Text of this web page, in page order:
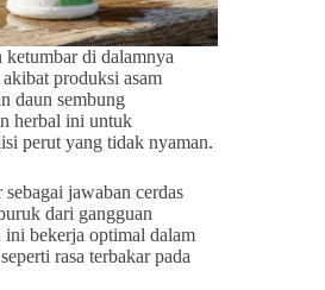
di dalamnya
produksi asam
daun sembung
herbal ini untuk
perut yang tidak nyaman.
jawaban cerdas
dari gangguan
ini bekerja optimal dalam
rasa terbakar pada